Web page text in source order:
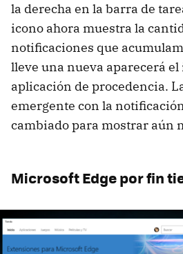
la derecha en la barra de
icono ahora muestra la
notificaciones que
lleve una nueva aparecerá el
aplicación de procedencia.
emergente con la
cambiado para mostrar aún
Microsoft Edge por fin